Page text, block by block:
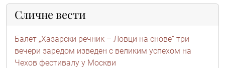
Сличне вести
Балет „Хазарски речник – Ловци на снове“ три
вечери заредом изведен с великим успехом на
Чехов фестивалу у Москви